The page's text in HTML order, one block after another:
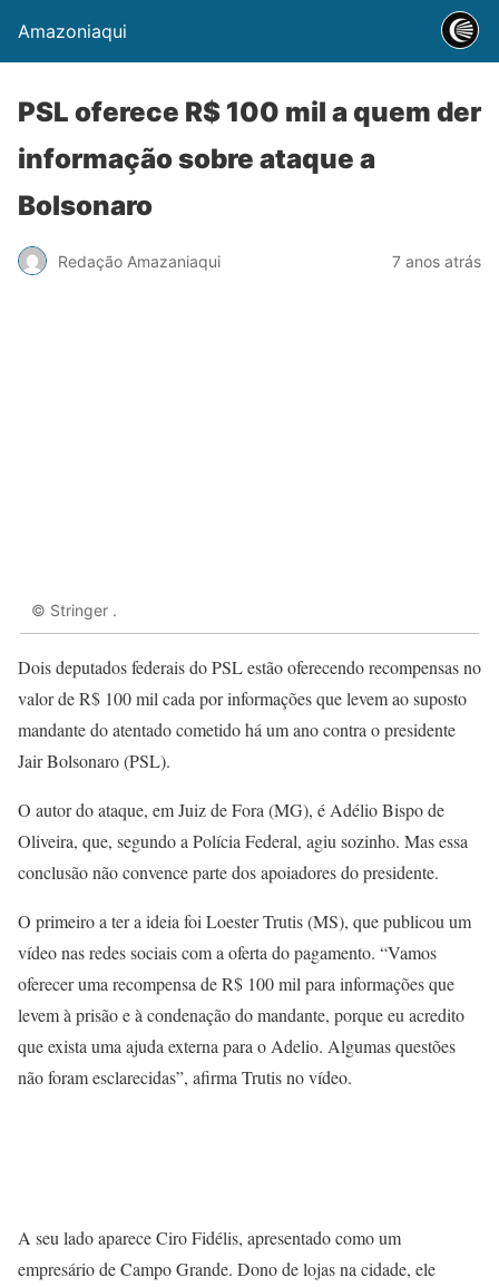
Amazoniaqui
PSL oferece R$ 100 mil a quem der
informação sobre ataque a
Bolsonaro
Redação Amazaniaqui 7 anos atrás
© Stringer .
Dois deputados federais do PSL estão oferecendo recompensas no
valor de R$ 100 mil cada por informações que levem ao suposto
mandante do atentado cometido há um ano contra o presidente
Jair Bolsonaro (PSL).
O autor do ataque, em Juiz de Fora (MG), é Adélio Bispo de
Oliveira, que, segundo a Polícia Federal, agiu sozinho. Mas essa
conclusão não convence parte dos apoiadores do presidente.
O primeiro a ter a ideia foi Loester Trutis (MS), que publicou um
vídeo nas redes sociais com a oferta do pagamento. “Vamos
oferecer uma recompensa de R$ 100 mil para informações que
levem à prisão e à condenação do mandante, porque eu acredito
que exista uma ajuda externa para o Adelio. Algumas questões
não foram esclarecidas”, afirma Trutis no vídeo.
A seu lado aparece Ciro Fidélis, apresentado como um
empresário de Campo Grande. Dono de lojas na cidade, ele